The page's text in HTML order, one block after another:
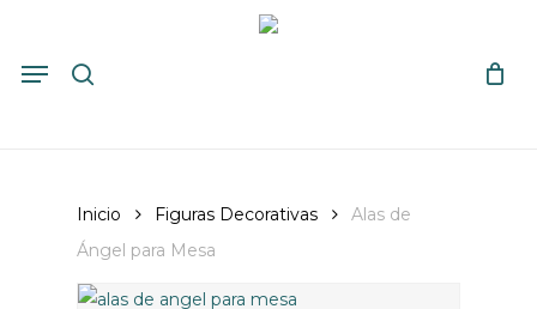
main
Menu Cart
Inicio Figuras Decorativas
Alas de
Ángel para Mesa